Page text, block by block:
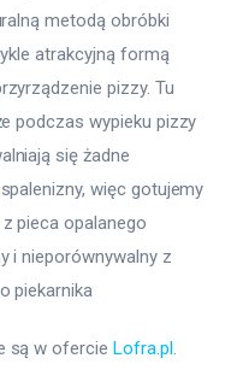
metodą obróbki
atrakcyjną formą
pizzy. Tu
podczas wypieku pizzy
się żadne
więc gotujemy
pieca opalanego
i nieporównywalny z
piekarnika
są w ofercie Lofra.pl.